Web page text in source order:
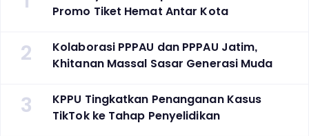
Promo Tiket Hemat Antar Kota
2
Kolaborasi PPPAU dan PPPAU Jatim,
Khitanan Massal Sasar Generasi Muda
3
KPPU Tingkatkan Penanganan Kasus
TikTok ke Tahap Penyelidikan